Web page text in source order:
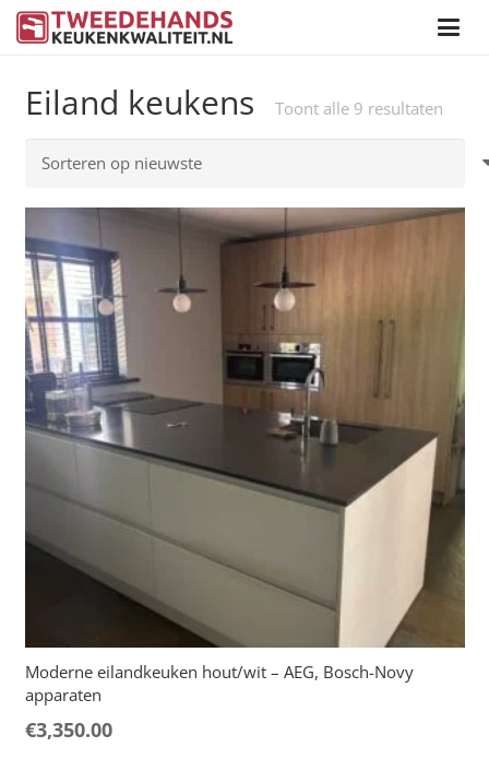
Eiland keukens Toont alle 9 resultaten
op
Moderne eilandkeuken hout/wit – AEG, Bosch-Novy
apparaten
€3,350.00